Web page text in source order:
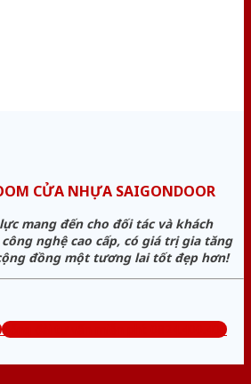
CỬA NHỰA SAIGONDOOR
mang đến cho đối tác và khách
nghệ cao cấp, có giá trị gia tăng
đồng một tương lai tốt đẹp hơn!
Tổng đài tư vấn miễn phí: 0824.400.400